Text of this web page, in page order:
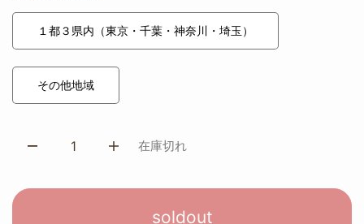
１都３県内（東京・千葉・神奈川・埼玉）
その他地域
在庫切れ
soldout